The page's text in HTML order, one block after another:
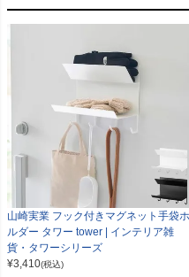
山崎実業 フック付きマグネット手袋ホ
ルダー タワー tower | インテリア雑
貨・タワーシリーズ
¥3,410(税込)